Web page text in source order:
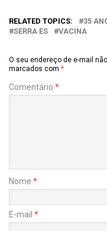
RELATED TOPICS: 35
SERRA ES
VACINA
O seu endereço de e-mail
marcados com *
Comentário *
Nome *
E-mail *